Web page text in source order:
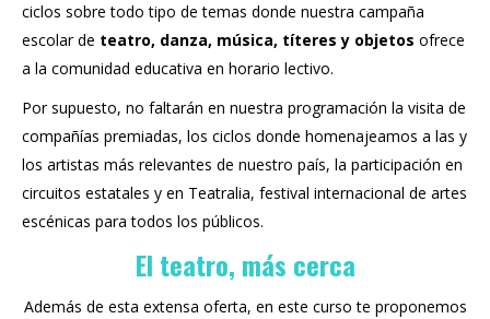
ciclos sobre todo tipo de temas donde nuestra campaña
escolar de teatro, danza, música, títeres y objetos ofrece
a la comunidad educativa en horario lectivo.
Por supuesto, no faltarán en nuestra programación la visita de
compañías premiadas, los ciclos donde homenajeamos a las y
los artistas más relevantes de nuestro país, la participación en
circuitos estatales y en Teatralia, festival internacional de artes
escénicas para todos los públicos.
El teatro, más cerca
Además de esta extensa oferta, en este curso te proponemos